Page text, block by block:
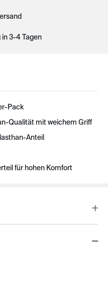
3-4 Tagen
Pack
Qualität mit weichem Griff
Anteil
für hohen Komfort